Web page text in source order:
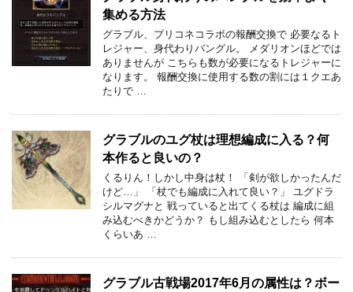
集める方法
グラブル、プリコネコラボの報酬交換で 必要なるト
レジャー、身代わりバングル。 メダリオンほどでは
ありませんが こちらも数が必要になるトレジャーに
なります。 報酬交換に使用する数の割には１クエあ
たりで …
グラブルのユグ杖は理想編成に入る？何
本作ると良いの？
くるりん！しかし中身は杖！ 「剣が欲しかったんだ
けど…」 「杖でも編成に入れて良い？」 ユグドラ
シルマグナと 戦っていると出てくる杖は 編成に組
み込むべきかどうか？ もし組み込むとしたら 何本
くらいあ …
グラブル古戦場2017年6月の属性は？ボー